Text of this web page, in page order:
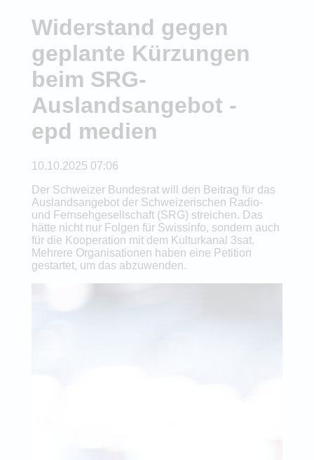
Widerstand gegen
geplante Kürzungen
beim SRG-
Auslandsangebot -
epd medien
10.10.2025 07:06
Der Schweizer Bundesrat will den Beitrag für das
Auslandsangebot der Schweizerischen Radio-
und Fernsehgesellschaft (SRG) streichen. Das
hätte nicht nur Folgen für Swissinfo, sondern auch
für die Kooperation mit dem Kulturkanal 3sat.
Mehrere Organisationen haben eine Petition
gestartet, um das abzuwenden.